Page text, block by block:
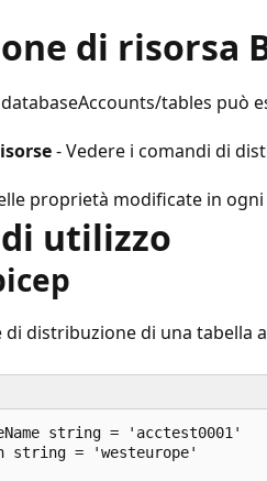
di risorsa
tables può
- Vedere i comandi di
proprietà modificate in
utilizzo
di distribuzione di una tabella
string = 'acctest0001'
string = 'westeurope'